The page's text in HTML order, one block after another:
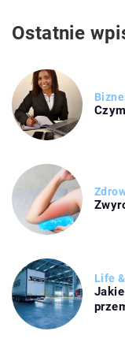
Ostatnie
Life